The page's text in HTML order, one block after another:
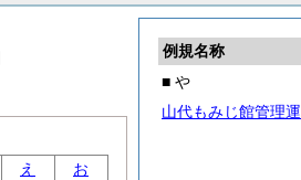
例規名称
■ や
山代もみじ館管理
え
お